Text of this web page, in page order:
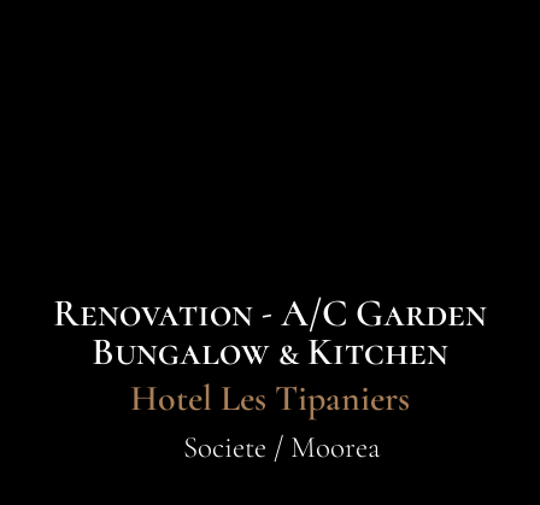
Renovation - A/C Garden
Bungalow & Kitchen
Hotel Les Tipaniers
Societe / Moorea